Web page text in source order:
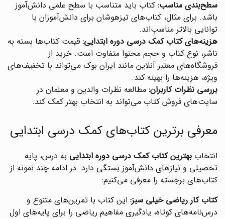
سطح‌بندی مناسب: کتاب باید متناسب با سطح علمی دانش‌آموز
باشد. برای مثال، کتاب‌های تیزهوشان برای دانش‌آموزان با
توانایی بالاتر مناسب‌اند.
هزینه‌های کتاب کمک درسی دوره ابتدایی: قیمت کتاب‌ها بسته به
ناشر، نوع کتاب و حجم محتوا متفاوت است. خرید از
فروشگاه‌های معتبر آنلاین مانند ایران بوک می‌تواند با تخفیف‌های
ویژه، هزینه‌ها را بهینه کند.
بررسی نظرات کاربران: مطالعه نظرات والدین و معلمان در
سایت‌های فروش کتاب می‌تواند به انتخاب بهتر کمک کند.
معرفی برترین کتاب‌های کمک درسی ابتدایی
انتخاب بهترین کتاب کمک درسی دوره ابتدایی به درس، پایه
تحصیلی و نیازهای دانش‌آموز بستگی دارد. در ادامه چند نمونه از
کتاب‌های برجسته را معرفی می‌کنیم:
کتاب کار ریاضی خیلی سبز: این کتاب با تمرین‌های متنوع و
درس‌نامه‌های کوتاه، یادگیری مفاهیم ریاضی را برای پایه‌های اول